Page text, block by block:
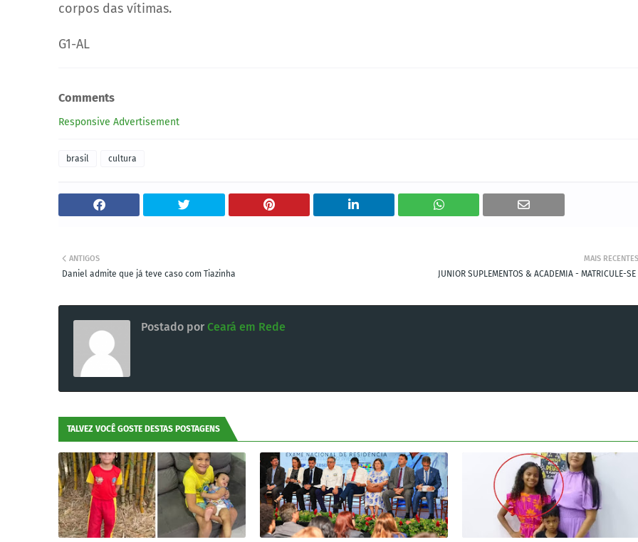
corpos das vítimas.
G1-AL
Comments
Responsive Advertisement
brasil cultura
MAIS RECENTES
JUNIOR SUPLEMENTOS & ACADEMIA - MATRICULE-SE
ANTIGOS
Daniel admite que já teve caso com Tiazinha
Postado por Ceará em Rede
TALVEZ VOCÊ GOSTE DESTAS POSTAGENS